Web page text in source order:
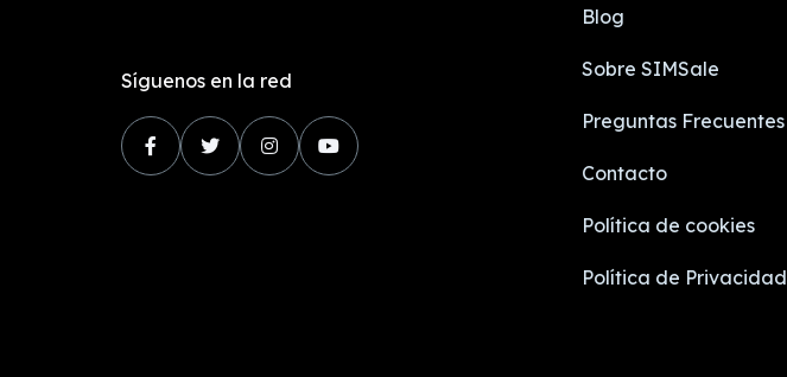
Síguenos en la red
Blog
Sobre SIMSale
Preguntas Frecuentes
Contacto
Política de cookies
Política de Privacidad